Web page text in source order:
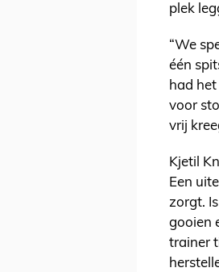
plek
“We
één
had
voor
vrij
Kjetil
Een
zorgt.
gooien
trainer